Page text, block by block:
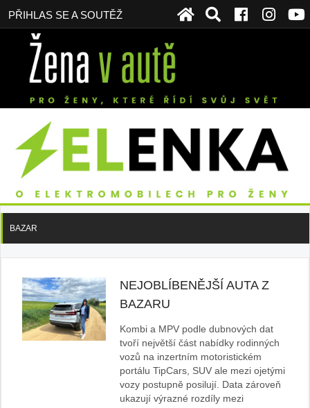
PŘIHLAS SE A SOUTĚŽ
BAZAR
NEJOBLÍBENĚJŠÍ AUTA Z
BAZARU
Kombi a MPV podle dubnových dat
tvoří největší část nabídky rodinných
vozů na inzertním motoristickém
portálu TipCars, SUV ale mezi ojetými
vozy postupně posilují. Data zároveň
ukazují výrazné rozdíly mezi